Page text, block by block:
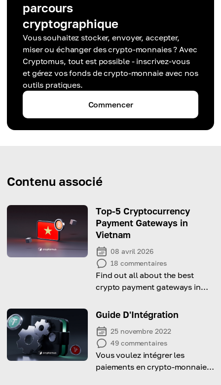
parcours
cryptographique
Vous souhaitez stocker, envoyer, accepter,
miser ou échanger des crypto-monnaies ? Avec
Cryptomus, tout est possible - inscrivez-vous
et gérez vos fonds de crypto-monnaie avec nos
outils pratiques.
Commencer
Contenu associé
Top-5 Cryptocurrency
Payment Gateways in
Vietnam
08 avril 2026
18 commentaires
Find out all about the best
crypto payment gateways in
Guide D'Intégration
25 novembre 2022
49 commentaires
Vous voulez intégrer les
paiements en crypto-monnaies